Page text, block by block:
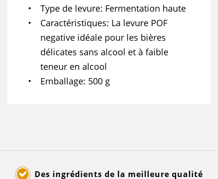
Type de levure Fermentation haute
Caractéristiques La levure POF
negative idéale pour les bières
délicates sans alcool et à faible
teneur en alcool
Emballage 500 g
Des ingrédients de la meilleure qualité